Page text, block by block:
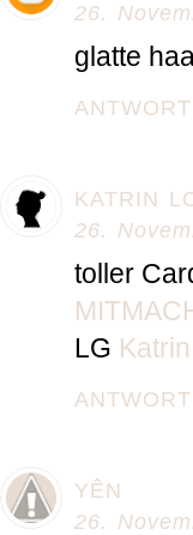
26.
glatte
KATRIN
26.
toller
LG Katrin
YÊN
26.